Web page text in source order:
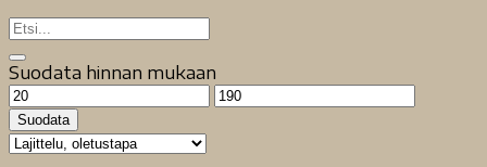
Suodata hinnan mukaan
Minimihinta
Maksimihinta
Suodata